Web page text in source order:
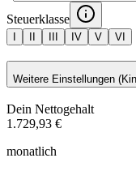
Steuerklasse
IV V VI
Weitere Einstellungen
Dein Nettogehalt
1.729,93 €
monatlich